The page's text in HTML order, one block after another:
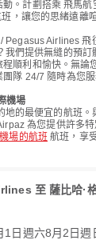
。計劃搭乘 飛馬
，讓您的思緒遠離
Pegasus Airlines 飛
們提供無縫的預訂
順利和愉快。無論
隊 24/7 隨時為您
機場
的最便宜的航班。
為您提供許多
場的航班 航班，享
至 薩比哈·
1日週六8月2日週